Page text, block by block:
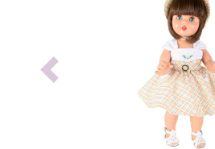
Previous